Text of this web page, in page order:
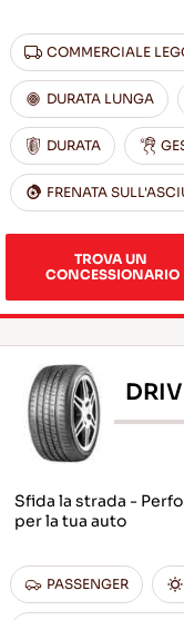
COMMERCIALE
DURATA LUNGA
DURATA
FRENATA
TROVA UN
CONCESSIONARIO
Sfida la strada -
per la tua auto
PASSENGER